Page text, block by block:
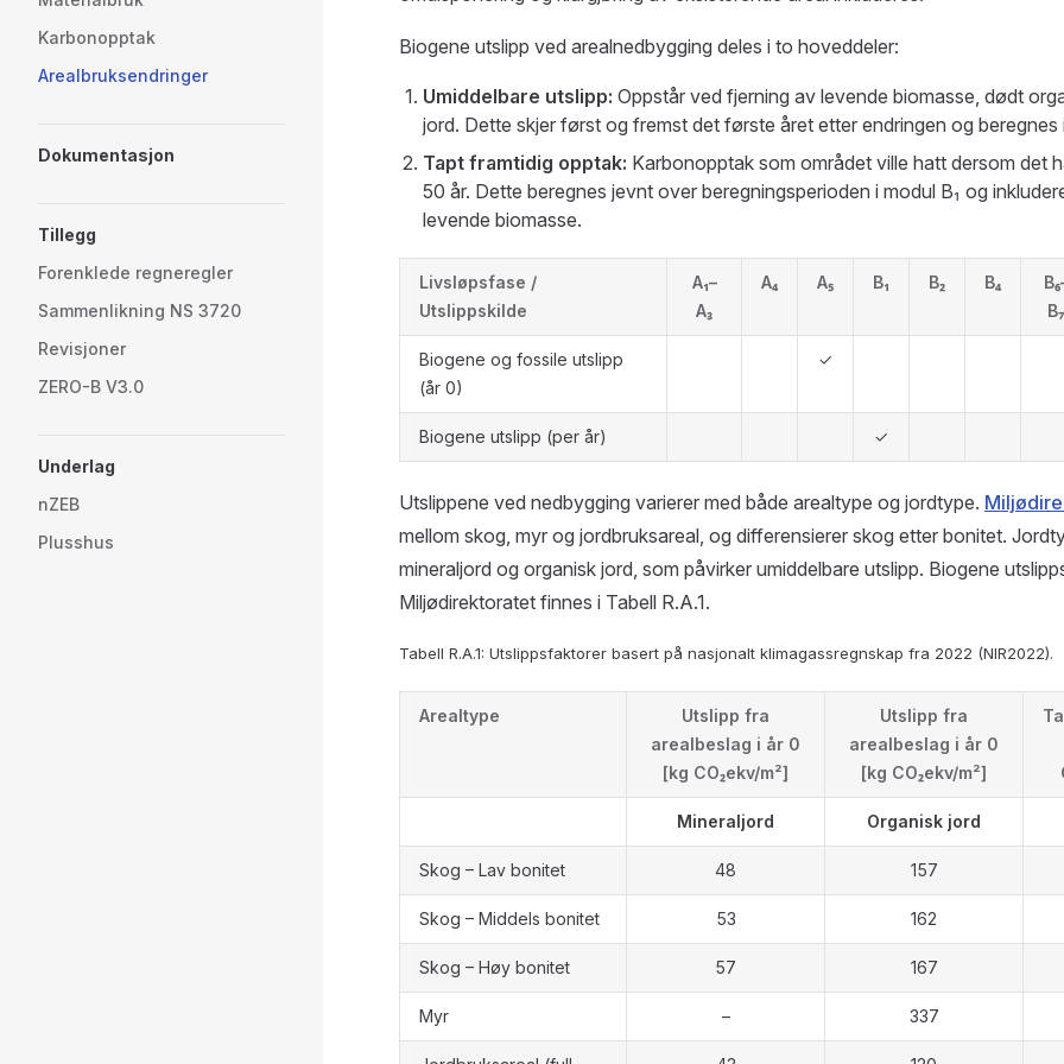
Karbonopptak
Arealbruksendringer
Dokumentasjon
Tillegg
Forenklede regneregler
Sammenlikning NS 3720
Revisjoner
ZERO-B V3.0
Underlag
nZEB
Plusshus
Biogene utslipp ved arealnedbygging deles i to hoveddeler:
Umiddelbare utslipp: Oppstår ved fjerning av levende biomasse, dødt
jord. Dette skjer først og fremst det første året etter endringen og beregnes
Tapt framtidig opptak: Karbonopptak som området ville hatt dersom det
50 år. Dette beregnes jevnt over beregningsperioden i modul B₁ og
levende biomasse.
Livsløpsfase /
Utslippskilde
A₁–
A₃
A₄ A₅ B₁ B₂ B₄
B₇
Biogene og fossile utslipp
(år 0)
✓
Biogene utslipp (per år) ✓
Utslippene ved nedbygging varierer med både arealtype og jordtype.
mellom skog, myr og jordbruksareal, og differensierer skog etter bonitet.
mineraljord og organisk jord, som påvirker umiddelbare utslipp. Biogene
Miljødirektoratet finnes i Tabell R.A.1.
Tabell R.A.1: Utslippsfaktorer basert på nasjonalt klimagassregnskap fra 2022 (NIR2022).
Arealtype
Utslipp fra
arealbeslag i år 0
[kg CO₂ekv/m²]
Utslipp fra
arealbeslag i år 0
[kg CO₂ekv/m²]
Mineraljord Organisk jord
Skog – Lav bonitet 48 157
Skog – Middels bonitet 53 162
Skog – Høy bonitet 57 167
Myr – 337